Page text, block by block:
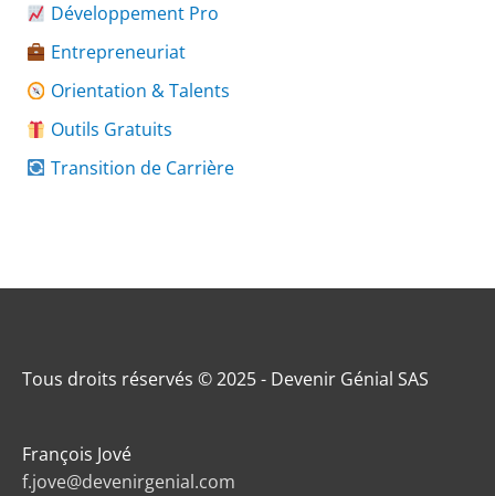
Développement Pro
Entrepreneuriat
Orientation & Talents
Outils Gratuits
Transition de Carrière
Tous droits réservés © 2025 - Devenir Génial SAS
François Jové
f.jove@devenirgenial.com